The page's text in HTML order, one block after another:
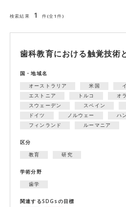
検索結果 1 件(全1件)
歯科教育における触覚技術
国・地域名
オーストラリア
米国
エストニア
トルコ オ
スウェーデン
スペイン
ドイツ
ノルウェー
ハ
フィンランド
ルーマニア
区分
教育
研究
学術分野
歯学
関連するSDGsの目標